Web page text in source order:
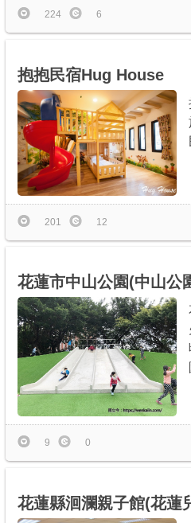
224 6
抱抱民宿Hug House
201 12
花蓮市中山公園(中山公
9 0
花蓮縣洄瀾親子館(花蓮